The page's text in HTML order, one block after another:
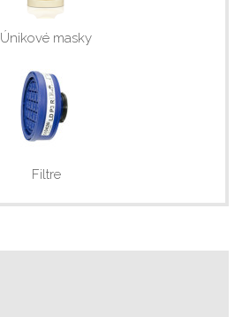
Únikové masky
Filtre